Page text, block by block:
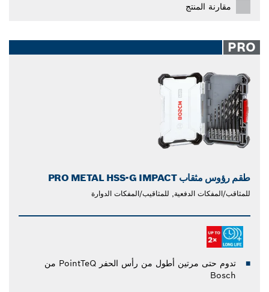
مقارنة المنتج
PRO
طقم رؤوس مثقاب PRO METAL HSS-G IMPACT
للمثاقب/المفكات الدفعية, للمثاقيب/المفكات الدوارة
تدوم حتى مرتين أطول من رأس الحفر PointTeQ من
Bosch